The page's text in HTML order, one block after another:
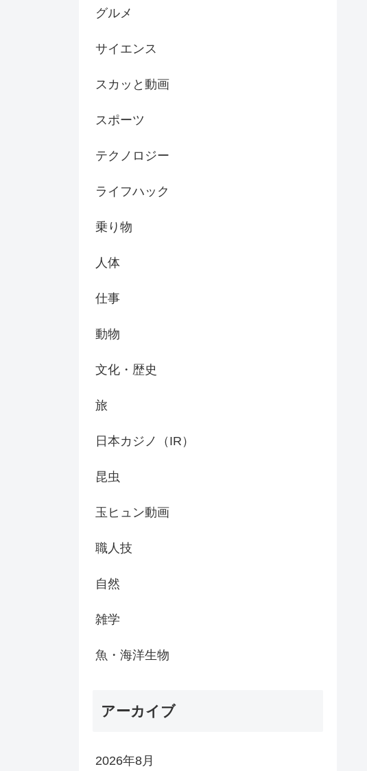
グルメ
サイエンス
スカッと動画
スポーツ
テクノロジー
ライフハック
乗り物
人体
仕事
動物
文化・歴史
旅
日本カジノ（IR）
昆虫
玉ヒュン動画
職人技
自然
雑学
魚・海洋生物
アーカイブ
2026年8月